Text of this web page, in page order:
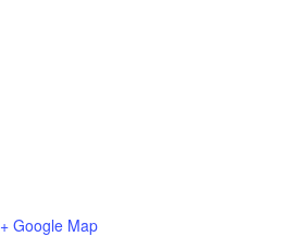
+ Google Map